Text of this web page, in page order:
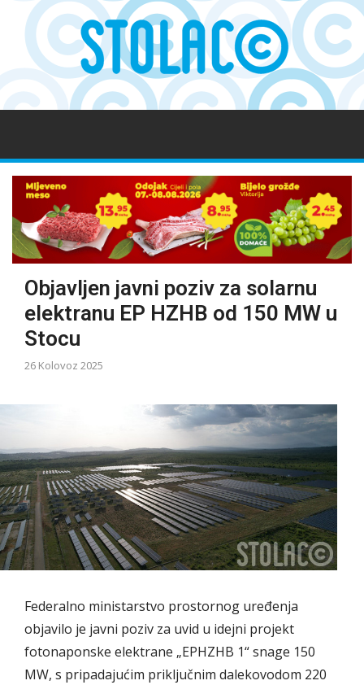
Objavljen javni poziv za solarnu
elektranu EP HZHB od 150 MW u
Stocu
26 Kolovoz 2025
Federalno ministarstvo prostornog uređenja
objavilo je javni poziv za uvid u idejni projekt
fotonaponske elektrane „EPHZHB 1“ snage 150
MW, s pripadajućim priključnim dalekovodom 220